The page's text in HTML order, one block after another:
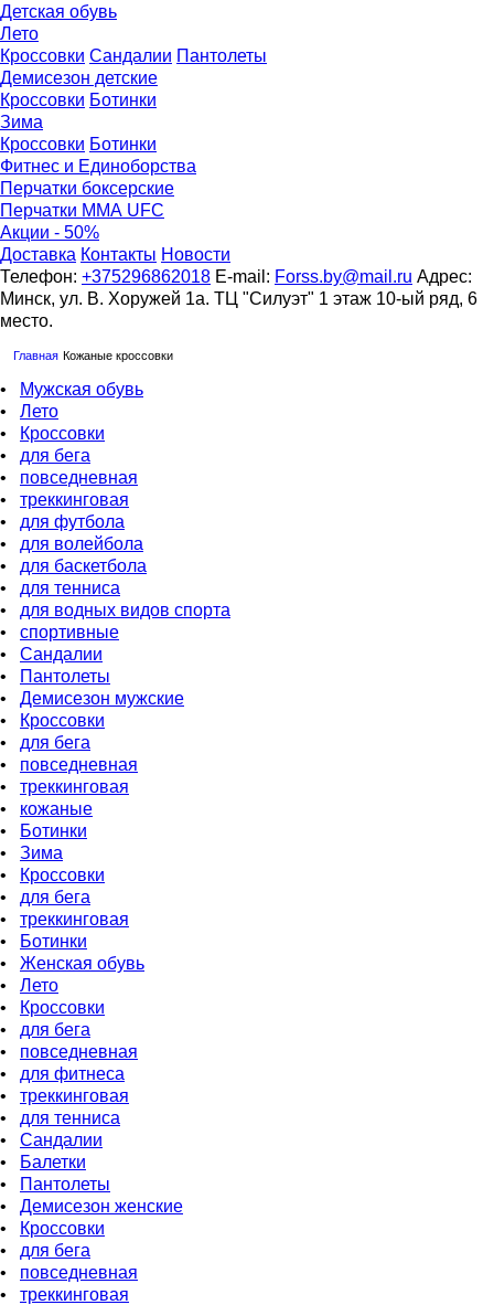
Детская обувь
Летo
Кроссовки Сандалии Пантолеты
Демисезон детские
Кроссовки Ботинки
Зима
Кроссовки Ботинки
Фитнес и Единоборства
Перчатки боксерские
Перчатки ММА UFC
Акции - 50%
Доставка Контакты Новости
Телефон: +375296862018 E-mail: Forss.by@mail.ru Адрес:
Минск, ул. В. Хоружей 1а. ТЦ "Силуэт" 1 этаж 10-ый ряд, 6
место.
Главная Кожаные кроссовки
•
Мужская обувь
• Лето
•
Кроссовки
• для бега
• повседневная
• треккинговая
• для футбола
• для волейбола
• для баскетбола
• для тенниса
• для водных видов спорта
• спортивные
• Сандалии
•
Пантолеты
• Демисезон мужские
•
Кроссовки
• для бега
• повседневная
• треккинговая
• кожаные
•
Ботинки
• Зима
•
Кроссовки
• для бeга
• треккинговая
•
Ботинки
• Женская обувь
• Лето
•
Кроссовки
• для бега
• повседневная
• для фитнеса
• треккинговая
• для тенниса
• Сандалии
•
Балетки
•
Пантолеты
• Демисезон женские
•
Кроссовки
• для бега
• повседневная
• треккинговая